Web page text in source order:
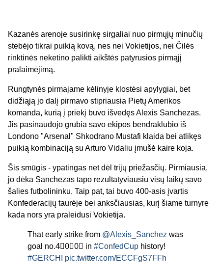
Kazanės arenoje susirinkę sirgaliai nuo pirmųjų minučių
stebėjo tikrai puikią kovą, nes nei Vokietijos, nei Čilės
rinktinės neketino palikti aikštės patyrusios pirmąjį
pralaimėjimą.
Rungtynės pirmajame kėlinyje klostėsi apylygiai, bet
didžiąją jo dalį pirmavo stipriausia Pietų Amerikos
komanda, kurią į priekį buvo išvedęs Alexis Sanchezas.
Jis pasinaudojo grubia savo ekipos bendraklubio iš
Londono "Arsenal" Shkodrano Mustafi klaida bei atlikęs
puikią kombinaciją su Arturo Vidaliu įmušė kaire koja.
Šis smūgis - ypatingas net dėl trijų priežasčių. Pirmiausia,
jo dėka Sanchezas tapo rezultatyviausiu visų laikų savo
šalies futbolininku. Taip pat, tai buvo 400-asis įvartis
Konfederacijų taurėje bei anksčiausias, kurį šiame turnyre
kada nors yra praleidusi Vokietija.
That early strike from @Alexis_Sanchez was
goal no.4⃣0⃣0⃣ in #ConfedCup history!
#GERCHI
pic.twitter.com/ECCFgS7FFh